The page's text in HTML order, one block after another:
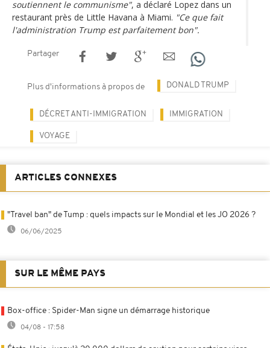
soutiennent le communisme", a déclaré Lopez dans un
restaurant près de Little Havana à Miami. "Ce que fait
l'administration Trump est parfaitement bon".
Partager
Plus d'informations à propos de DONALD TRUMP
DÉCRET ANTI-IMMIGRATION IMMIGRATION
VOYAGE
ARTICLES CONNEXES
"Travel ban" de Tump : quels impacts sur le Mondial et les JO 2026 ?
06/06/2025
SUR LE MÊME PAYS
Box-office : Spider-Man signe un démarrage historique
04/08 - 17:58